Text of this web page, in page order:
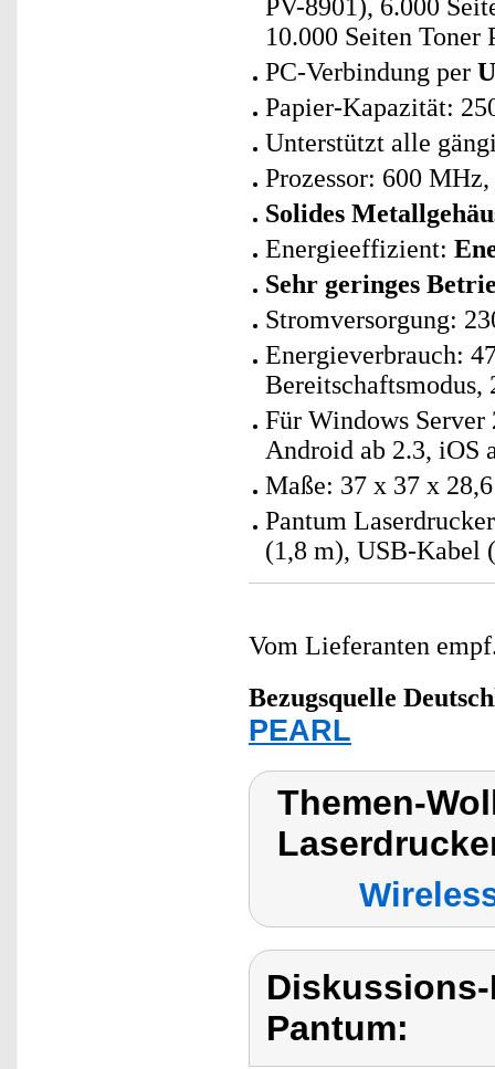
PV-8901), 6.000
10.000 Seiten
PC-Verbindung per
Papier-Kapazität:
Unterstützt alle
Prozessor: 600
Solides
Energieeffizient:
Sehr geringes
Stromversorgung:
Energieverbrauch:
Bereitschaftsmodus,
Für Windows
Android ab 2.3, iOS
Maße: 37 x 37 x
Pantum
(1,8 m), USB-Kabel
Vom Lieferanten
Bezugsquelle
PEARL
Themen-
Pantum: